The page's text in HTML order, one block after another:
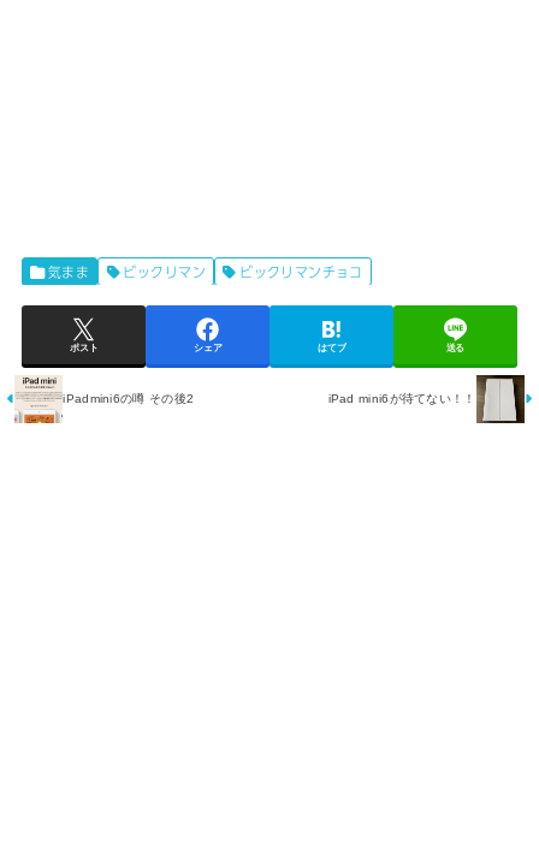
気まま ビックリマン ビックリマンチョコ
ポスト シェア はてブ 送る
iPadmini6の噂 その後2 iPad mini6が待てない！！